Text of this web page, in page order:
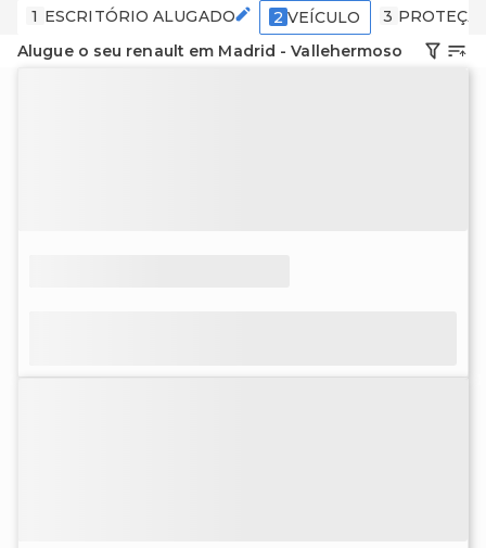
1 ESCRITÓRIO ALUGADO 2 VEÍCULO 3
Alugue o seu renault em Madrid - Vallehermoso